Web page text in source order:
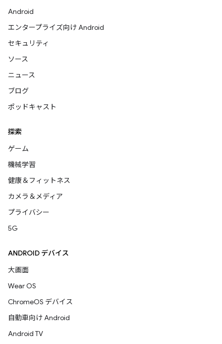
Android
エンタープライズ向け Android
セキュリティ
ソース
ニュース
ブログ
ポッドキャスト
探索
ゲーム
機械学習
健康＆フィットネス
カメラ＆メディア
プライバシー
5G
ANDROID デバイス
大画面
Wear OS
ChromeOS デバイス
自動車向け Android
Android TV